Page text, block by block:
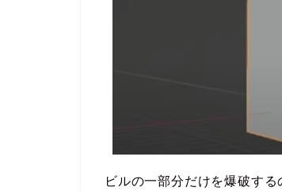
ビルの一部分だけを爆破す